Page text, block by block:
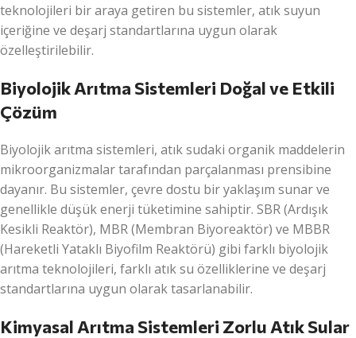
teknolojileri bir araya getiren bu sistemler, atık suyun
içeriğine ve deşarj standartlarına uygun olarak
özelleştirilebilir.
Biyolojik Arıtma Sistemleri Doğal ve Etkili
Çözüm
Biyolojik arıtma sistemleri, atık sudaki organik maddelerin
mikroorganizmalar tarafından parçalanması prensibine
dayanır. Bu sistemler, çevre dostu bir yaklaşım sunar ve
genellikle düşük enerji tüketimine sahiptir. SBR (Ardışık
Kesikli Reaktör), MBR (Membran Biyoreaktör) ve MBBR
(Hareketli Yataklı Biyofilm Reaktörü) gibi farklı biyolojik
arıtma teknolojileri, farklı atık su özelliklerine ve deşarj
standartlarına uygun olarak tasarlanabilir.
Kimyasal Arıtma Sistemleri Zorlu Atık Sular